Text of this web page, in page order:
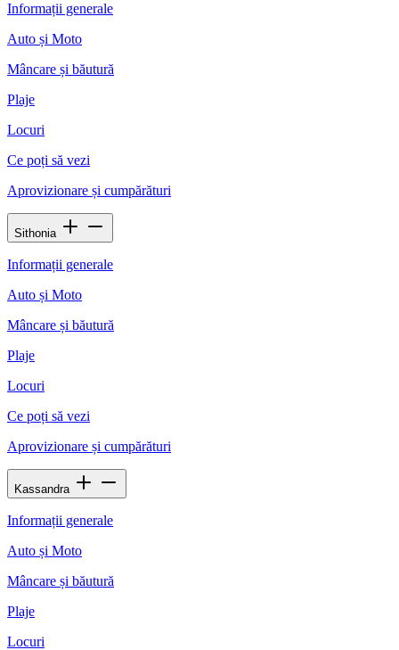
Informații generale
Auto și Moto
Mâncare și băutură
Plaje
Locuri
Ce poți să vezi
Aprovizionare și cumpărături
Sithonia
Informații generale
Auto și Moto
Mâncare și băutură
Plaje
Locuri
Ce poți să vezi
Aprovizionare și cumpărături
Kassandra
Informații generale
Auto și Moto
Mâncare și băutură
Plaje
Locuri